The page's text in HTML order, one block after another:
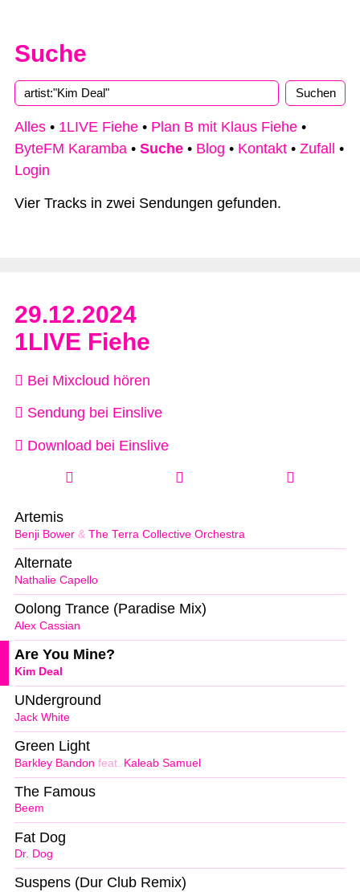
Suche
Alles • 1LIVE Fiehe • Plan B mit Klaus Fiehe •
ByteFM Karamba • Suche • Blog • Kontakt • Zufall
•
Login
Vier Tracks in zwei Sendungen gefunden.
29.12.2024
1LIVE Fiehe
Bei Mixcloud hören
Sendung bei Einslive
Download bei Einslive
Benji Bower & The Terra Collective Orchestra
Artemis
Nathalie Capello
Alternate
Alex Cassian
Oolong Trance (Paradise Mix)
Kim Deal
Are You Mine?
Jack White
UNderground
Barkley Bandon feat. Kaleab Samuel
Green Light
Beem
The Famous
Dr. Dog
Fat Dog
Suspens (Dur Club Remix)